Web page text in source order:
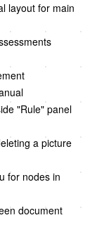
layout for main
"Rule" panel
a picture
for nodes in
document